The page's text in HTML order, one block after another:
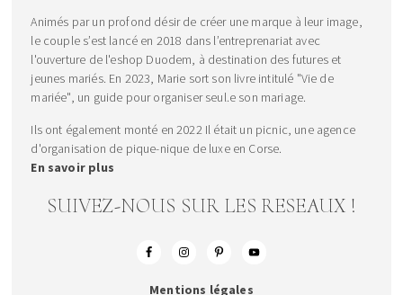
Animés par un profond désir de créer une marque à leur image,
le couple s’est lancé en 2018 dans l’entreprenariat avec
l'ouverture de l'eshop Duodem, à destination des futures et
jeunes mariés. En 2023, Marie sort son livre intitulé "Vie de
mariée", un guide pour organiser seul.e son mariage.
Ils ont également monté en 2022 Il était un picnic, une agence
d'organisation de pique-nique de luxe en Corse.
En savoir plus
SUIVEZ-NOUS SUR LES RESEAUX !
Mentions légales